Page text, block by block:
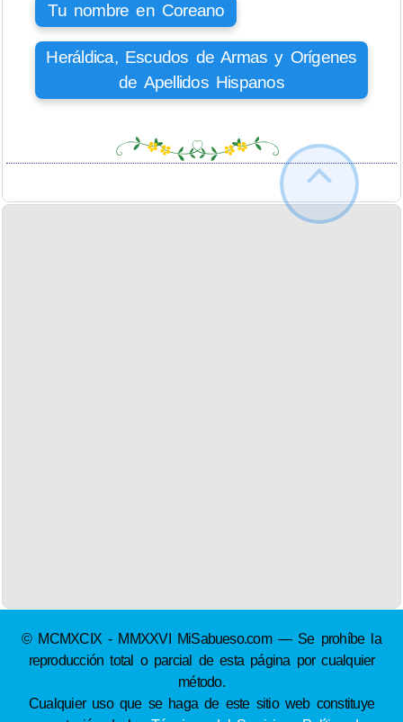
Tu nombre en Coreano
Heráldica, Escudos de Armas y Orígenes
de Apellidos Hispanos
© MCMXCIX - MMXXVI MiSabueso.com — Se prohíbe la
reproducción total o parcial de esta página por cualquier
método.
Cualquier uso que se haga de este sitio web constituye